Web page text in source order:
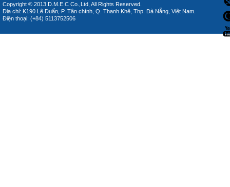
Copyright © 2013 D.M.E.C Co.,Ltd, All Rights Reserved.
Địa chỉ: K190 Lê Duẩn, P. Tân chính, Q. Thanh Khê, Thp. Đà Nẵng, Việt Nam.
Điện thoại: (+84) 5113752506